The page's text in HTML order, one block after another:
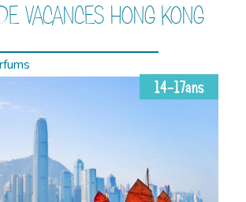
VACANCES HONG KONG
14-17ans